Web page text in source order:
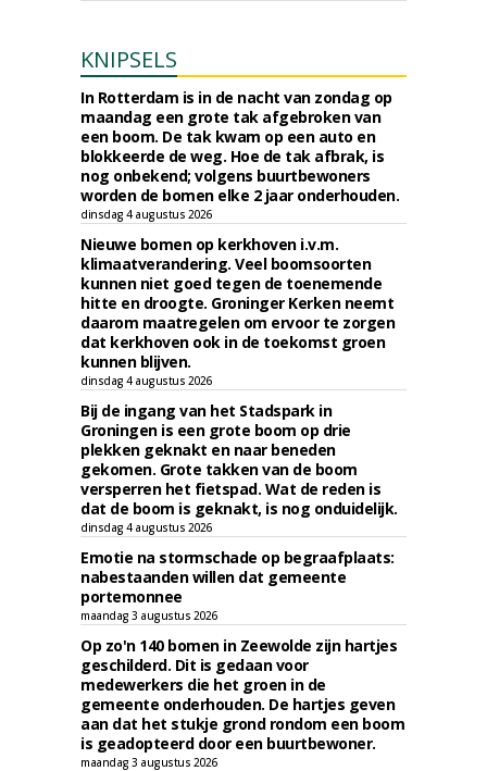
KNIPSELS
In Rotterdam is in de nacht van zondag op
maandag een grote tak afgebroken van
een boom. De tak kwam op een auto en
blokkeerde de weg. Hoe de tak afbrak, is
nog onbekend; volgens buurtbewoners
worden de bomen elke 2 jaar onderhouden.
dinsdag 4 augustus 2026
Nieuwe bomen op kerkhoven i.v.m.
klimaatverandering. Veel boomsoorten
kunnen niet goed tegen de toenemende
hitte en droogte. Groninger Kerken neemt
daarom maatregelen om ervoor te zorgen
dat kerkhoven ook in de toekomst groen
kunnen blijven.
dinsdag 4 augustus 2026
Bij de ingang van het Stadspark in
Groningen is een grote boom op drie
plekken geknakt en naar beneden
gekomen. Grote takken van de boom
versperren het fietspad. Wat de reden is
dat de boom is geknakt, is nog onduidelijk.
dinsdag 4 augustus 2026
Emotie na stormschade op begraafplaats:
nabestaanden willen dat gemeente
portemonnee
maandag 3 augustus 2026
Op zo'n 140 bomen in Zeewolde zijn hartjes
geschilderd. Dit is gedaan voor
medewerkers die het groen in de
gemeente onderhouden. De hartjes geven
aan dat het stukje grond rondom een boom
is geadopteerd door een buurtbewoner.
maandag 3 augustus 2026